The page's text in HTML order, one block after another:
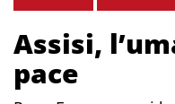
Assisi,
pace